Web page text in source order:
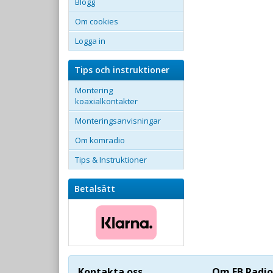
Om cookies
Logga in
Tips och instruktioner
Montering
koaxialkontakter
Monteringsanvisningar
Om komradio
Tips & Instruktioner
Betalsätt